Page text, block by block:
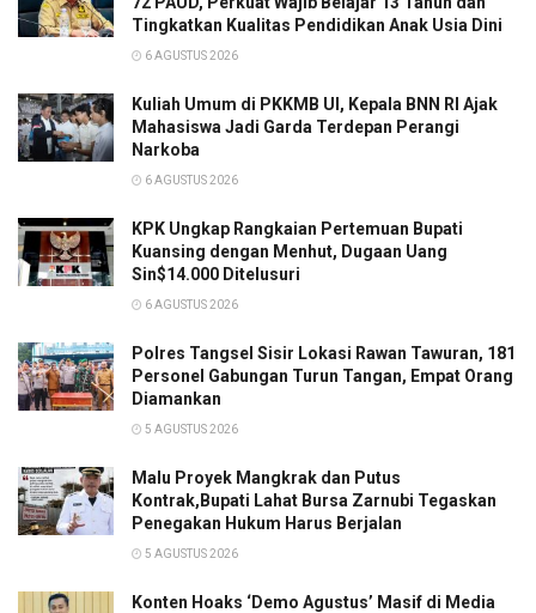
Tingkatkan Kualitas Pendidikan Anak Usia Dini
6 AGUSTUS 2026
Kuliah Umum di PKKMB UI, Kepala BNN RI Ajak
Mahasiswa Jadi Garda Terdepan Perangi
Narkoba
6 AGUSTUS 2026
KPK Ungkap Rangkaian Pertemuan Bupati
Kuansing dengan Menhut, Dugaan Uang
Sin$14.000 Ditelusuri
6 AGUSTUS 2026
Polres Tangsel Sisir Lokasi Rawan Tawuran, 181
Personel Gabungan Turun Tangan, Empat Orang
Diamankan
5 AGUSTUS 2026
Malu Proyek Mangkrak dan Putus
Kontrak,Bupati Lahat Bursa Zarnubi Tegaskan
Penegakan Hukum Harus Berjalan
5 AGUSTUS 2026
Konten Hoaks ‘Demo Agustus’ Masif di Media